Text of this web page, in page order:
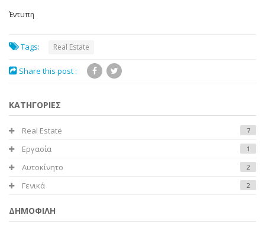
Έντυπη
Tags: Real Estate
Share this post :
ΚΑΤΗΓΟΡΙΕΣ
Real Estate 7
Εργασία 1
Αυτοκίνητο 2
Γενικά 2
ΔΗΜΟΦΙΛΗ